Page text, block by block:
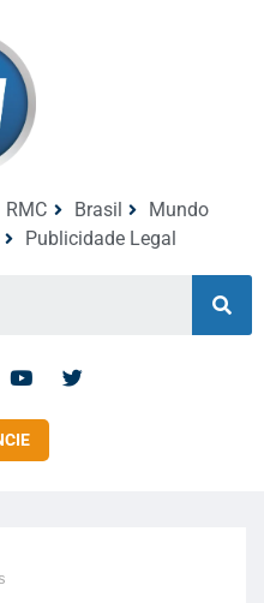
RMC Brasil
Mundo
Publicidade Legal